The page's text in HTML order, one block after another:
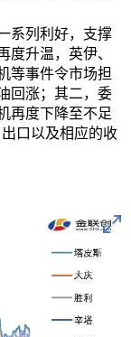
系列利好，支撑
度升温，英伊、
等事件令市场担
回涨；其二，委
再度下降至不足
口以及相应的收